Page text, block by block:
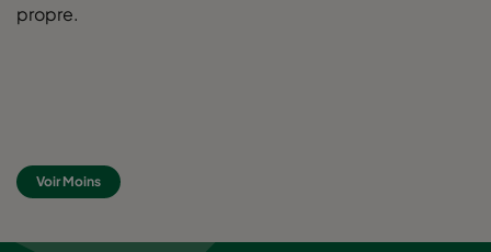
propre.
Voir Moins